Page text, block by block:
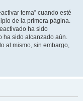
tema” cuando esté
de la primera página.
ha sido
ha sido alcanzado aún.
al mismo, sin embargo,